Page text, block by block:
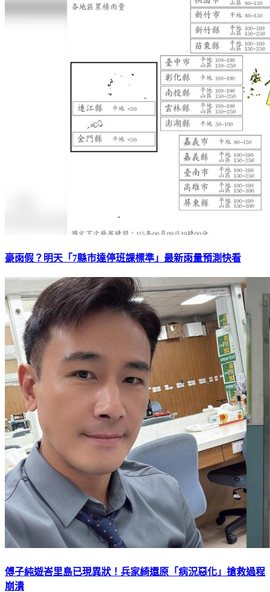
豪雨假？明天「7縣市達停班課標準」最新雨量預測快看
傅子純遊峇里島已現異狀！兵家綺還原「病況惡化」搶救過程
崩潰